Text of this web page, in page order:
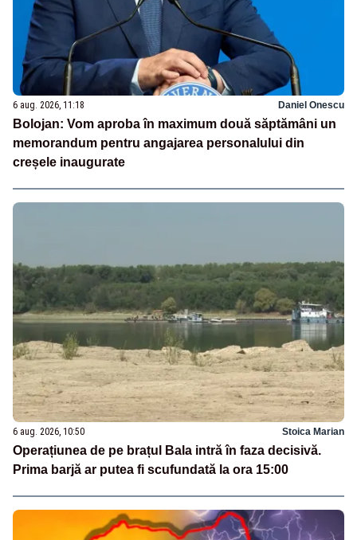
6 aug. 2026, 11:18 Daniel Onescu
Bolojan: Vom aproba în maximum două săptămâni un
memorandum pentru angajarea personalului din
creșele inaugurate
6 aug. 2026, 10:50 Stoica Marian
Operațiunea de pe brațul Bala intră în faza decisivă.
Prima barjă ar putea fi scufundată la ora 15:00